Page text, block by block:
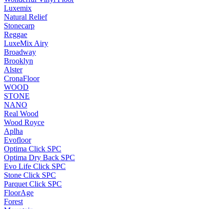
Luxemix
Natural Relief
Stonecarp
Reggae
LuxeMix Airy
Broadway
Brooklyn
Alster
CronaFloor
WOOD
STONE
NANO
Real Wood
Wood Royce
Aplha
Evofloor
Optima Click SPC
Optima Dry Back SPC
Evo Life Click SPC
Stone Click SPC
Parquet Click SPC
FloorAge
Forest